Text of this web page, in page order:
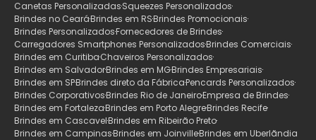
Canetas PersonalizadasSqueezes Personalizados
Brindes no CearáBrindes em RSBrindes Promocionais
Brindes PersonalizadosFornecedores de Brindes
Carregadores Smartphones PersonalizadosBrindes Comerciais
Brindes em CuritibaChaveiros Personalizados
Brindes em SalvadorBrindes em MGBrindes Empresariais
Brindes em SPBrindes direto da FábricaPencards Personalizados
Brindes CorporativosBrindes Rio de JaneiroEmpresa de Brindes
Brindes em FortalezaBrindes em Porto AlegreBrindes Recife
Brindes em CascavelBrindes em Ribeirão Preto
Brindes em CampinasBrindes em JoinvilleBrindes em Uberlãndia